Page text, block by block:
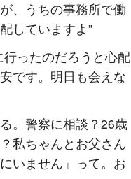
、うちの事務所で働
していますよ”
ったのだろうと心配
です。明日も会えな
。警察に相談？26歳
私ちゃんとお父さん
いません」って。お